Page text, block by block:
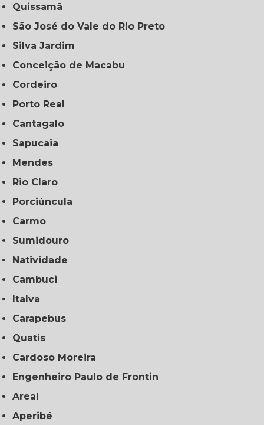
Quissamã
São José do Vale do Rio Preto
Silva Jardim
Conceição de Macabu
Cordeiro
Porto Real
Cantagalo
Sapucaia
Mendes
Rio Claro
Porciúncula
Carmo
Sumidouro
Natividade
Cambuci
Italva
Carapebus
Quatis
Cardoso Moreira
Engenheiro Paulo de Frontin
Areal
Aperibé